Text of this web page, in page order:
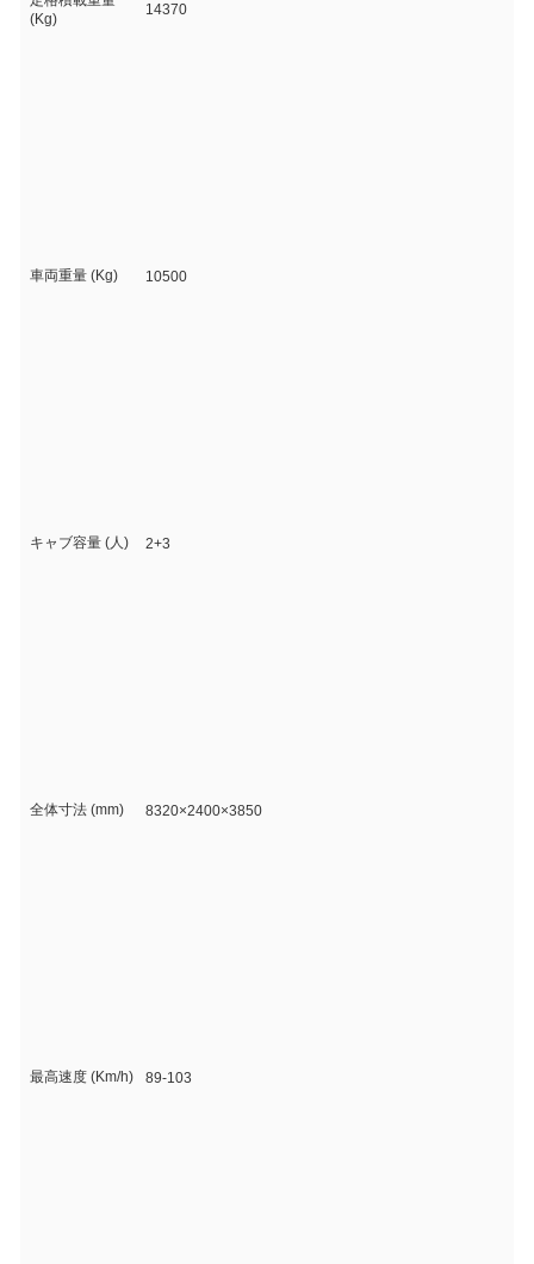
(Kg)
14370
車両重量 (Kg) 10500
キャブ容量 (人) 2+3
全体寸法 (mm) 8320×2400×3850
最高速度 (Km/h) 89-103